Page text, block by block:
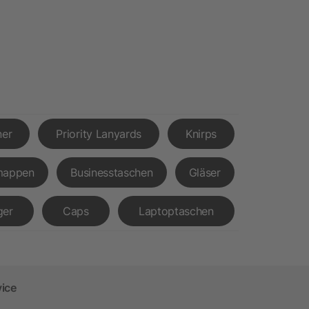
Priority Lanyards Knirps
Businesstaschen Gläser
Caps Laptoptaschen